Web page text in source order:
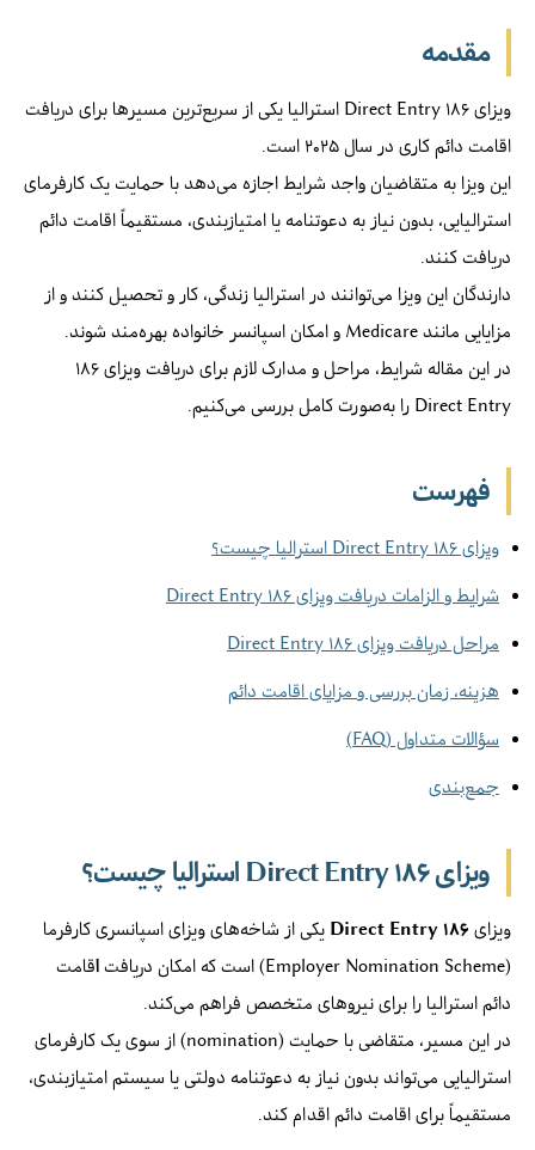
مقدمه
ویزای ۱۸۶ Direct Entry استرالیا یکی از سریع‌ترین مسیرها برای دریافت
اقامت دائم کاری در سال ۲۰۲۵ است.
این ویزا به متقاضیان واجد شرایط اجازه می‌دهد با حمایت یک کارفرمای
استرالیایی، بدون نیاز به دعوتنامه یا امتیازبندی، مستقیماً اقامت دائم
دریافت کنند.
دارندگان این ویزا می‌توانند در استرالیا زندگی، کار و تحصیل کنند و از
مزایایی مانند Medicare و امکان اسپانسر خانواده بهره‌مند شوند.
در این مقاله شرایط، مراحل و مدارک لازم برای دریافت ویزای ۱۸۶
Direct Entry را به‌صورت کامل بررسی می‌کنیم.
فهرست
ویزای ۱۸۶ Direct Entry استرالیا چیست؟
شرایط و الزامات دریافت ویزای ۱۸۶ Direct Entry
مراحل دریافت ویزای ۱۸۶ Direct Entry
هزینه، زمان بررسی و مزایای اقامت دائم
سؤالات متداول (FAQ)
جمع‌بندی
ویزای ۱۸۶ Direct Entry استرالیا چیست؟
ویزای ۱۸۶ Direct Entry
یکی از شاخه‌های ویزای اسپانسری کارفرما
(Employer Nomination Scheme) است که امکان دریافت
اقامت
دائم استرالیا را برای نیروهای متخصص فراهم می‌کند.
در این مسیر، متقاضی با حمایت (nomination) از سوی یک کارفرمای
استرالیایی می‌تواند بدون نیاز به دعوتنامه دولتی یا سیستم امتیازبندی،
مستقیماً برای اقامت دائم اقدام کند.